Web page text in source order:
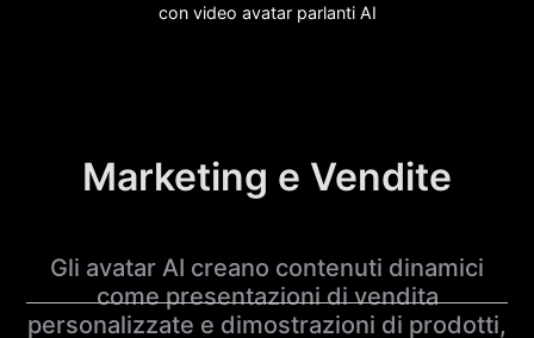
con video avatar parlanti AI
Marketing e Vendite
Gli avatar AI creano contenuti dinamici
come presentazioni di vendita
personalizzate e dimostrazioni di prodotti,